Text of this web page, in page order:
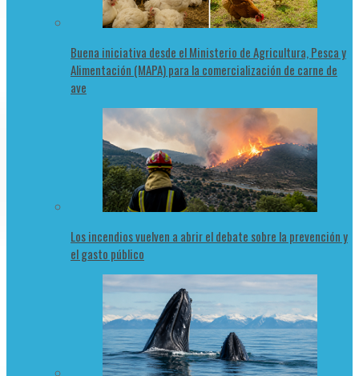
Buena iniciativa desde el Ministerio de Agricultura, Pesca y
Alimentación (MAPA) para la comercialización de carne de
ave
Los incendios vuelven a abrir el debate sobre la prevención y
el gasto público